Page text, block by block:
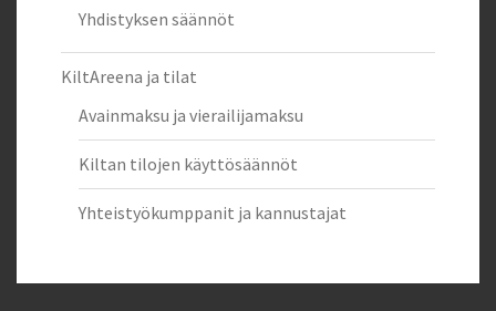
Yhdistyksen säännöt
KiltAreena ja tilat
Avainmaksu ja vierailijamaksu
Kiltan tilojen käyttösäännöt
Yhteistyökumppanit ja kannustajat